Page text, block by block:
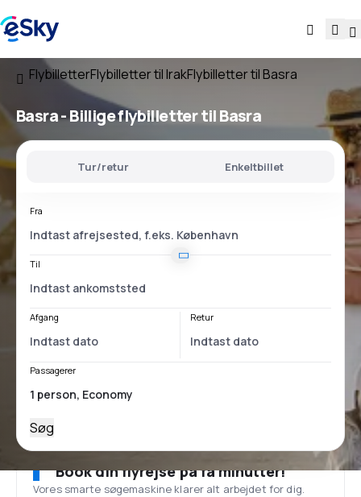
FlybilletterFlybilletter til IrakFlybilletter til Basra
Basra - Billige flybilletter til Basra
Tur/retur Enkeltbillet
Fra
Til
Afgang Retur
Passagerer
Søg
Book din flyrejse på få minutter!
Vores smarte søgemaskine klarer alt arbejdet for dig.